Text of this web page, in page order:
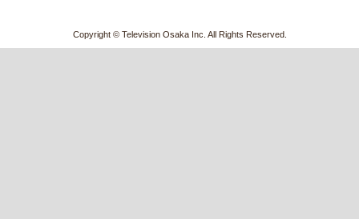
Copyright © Television Osaka Inc. All Rights Reserved.